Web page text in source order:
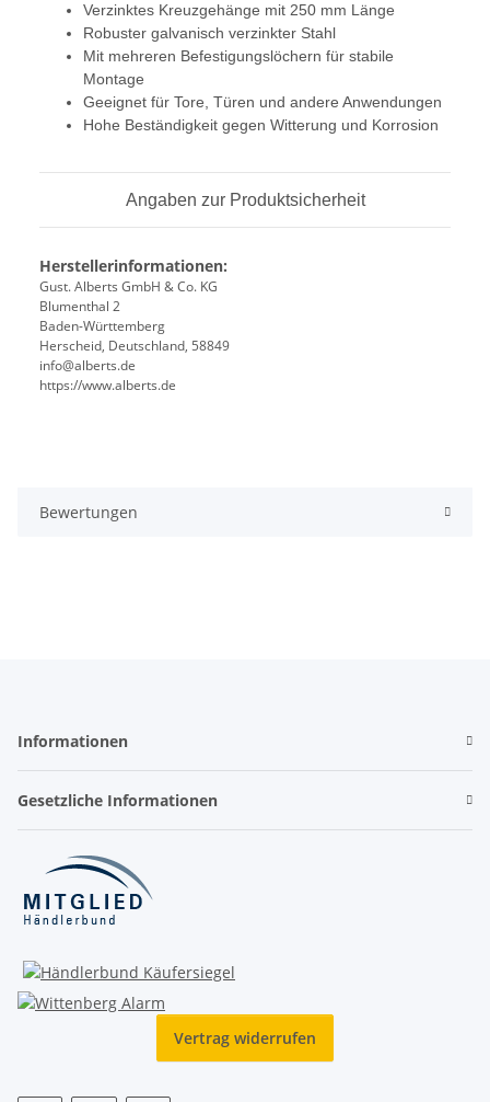
Verzinktes Kreuzgehänge mit 250 mm Länge
Robuster galvanisch verzinkter Stahl
Mit mehreren Befestigungslöchern für stabile
Montage
Geeignet für Tore, Türen und andere Anwendungen
Hohe Beständigkeit gegen Witterung und Korrosion
Angaben zur Produktsicherheit
Herstellerinformationen:
Gust. Alberts GmbH & Co. KG
Blumenthal 2
Baden-Württemberg
Herscheid, Deutschland, 58849
info@alberts.de
https://www.alberts.de
Bewertungen
Informationen
Gesetzliche Informationen
Vertrag widerrufen